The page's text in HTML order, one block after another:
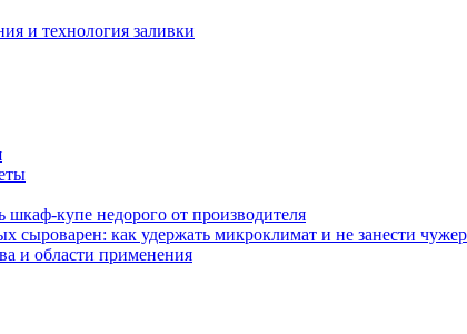
и технология заливки
купе недорого от производителя
сыроварен: как удержать микроклимат и не занести
и области применения